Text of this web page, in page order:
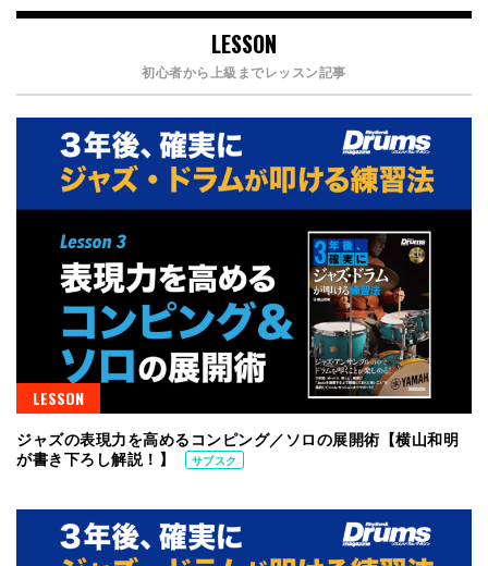
LESSON
初心者から上級までレッスン記事
LESSON
ジャズの表現力を高めるコンピング／ソロの展開術【横山和明
が書き下ろし解説！】
サブスク